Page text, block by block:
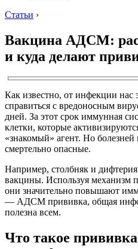
Статьи ›
Вакцина АДСМ:
и куда делают
Как известно, от инфекции
справиться с вредоносным
дней. За этот срок иммунная
клетки, которые
«знакомый» агент. Но
смертельно опасные.
Например, столбняк и
вакцины. Используя механизм
они значительно повышают
— АДСМ прививка, общая
полезна всем.
Что такое